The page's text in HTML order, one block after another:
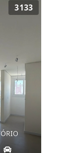
3133